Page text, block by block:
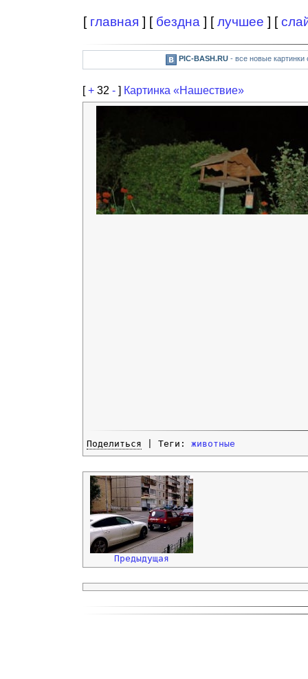
[ главная ] [ бездна ] [лучшее ] [
PIC-BASH.RU- все новые картинки
[+ 32 - ] Картинка «Нашествие»
Поделиться | Теги: животные
Предыдущая